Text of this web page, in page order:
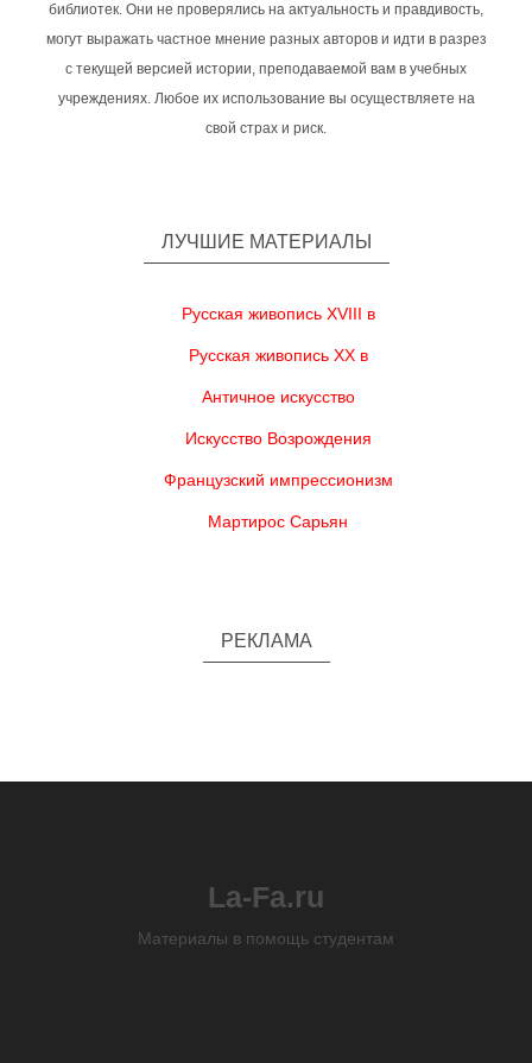
библиотек. Они не проверялись на актуальность и правдивость,
могут выражать частное мнение разных авторов и идти в разрез
с текущей версией истории, преподаваемой вам в учебных
учреждениях. Любое их использование вы осуществляете на
свой страх и риск.
ЛУЧШИЕ МАТЕРИАЛЫ
Русская живопись XVIII в
Русская живопись XX в
Античное искусство
Искусство Возрождения
Французский импрессионизм
Мартирос Сарьян
РЕКЛАМА
La-Fa.ru
Материалы в помощь студентам